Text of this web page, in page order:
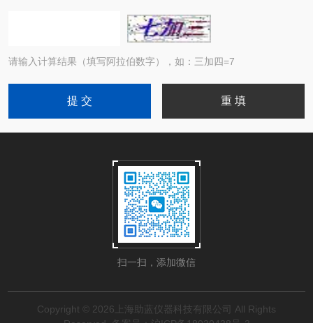
请输入计算结果（填写阿拉伯数字），如：三加四=7
扫一扫，添加微信
Copyright © 2026上海助蓝仪器科技有限公司 All Rights